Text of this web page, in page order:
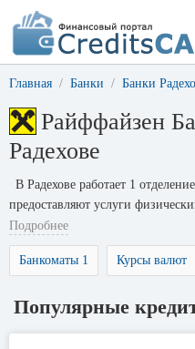
Главная Банки Банки
Райффайзен
Радехове
В Радехове работает 1
предоставляют услуги
выходные дни.
Подробнее
Банкоматы 1 Курсы валют
Популярные